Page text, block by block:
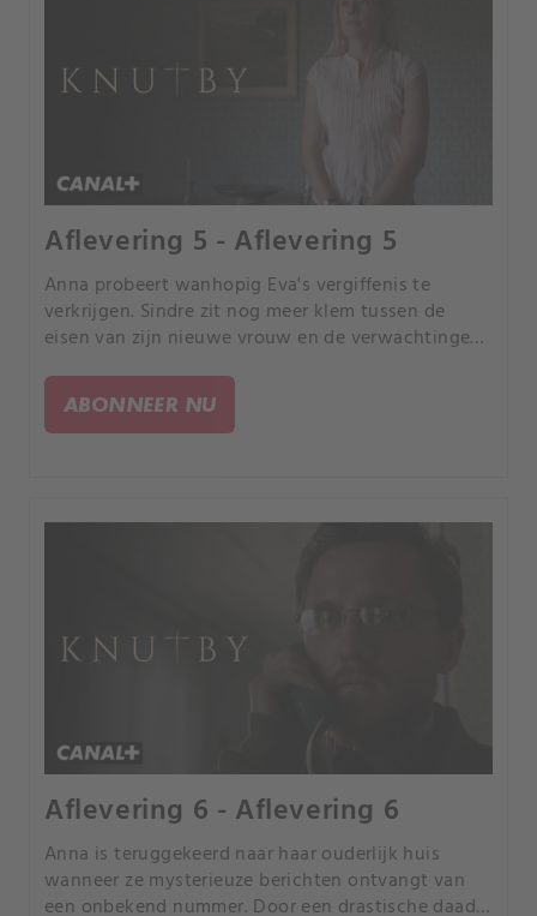
Aflevering 5 - Aflevering 5
Anna probeert wanhopig Eva's vergiffenis te
verkrijgen. Sindre zit nog meer klem tussen de
eisen van zijn nieuwe vrouw en de verwachtingen
ABONNEER NU
Aflevering 6 - Aflevering 6
Anna is teruggekeerd naar haar ouderlijk huis
wanneer ze mysterieuze berichten ontvangt van
een onbekend nummer. Door een drastische daad